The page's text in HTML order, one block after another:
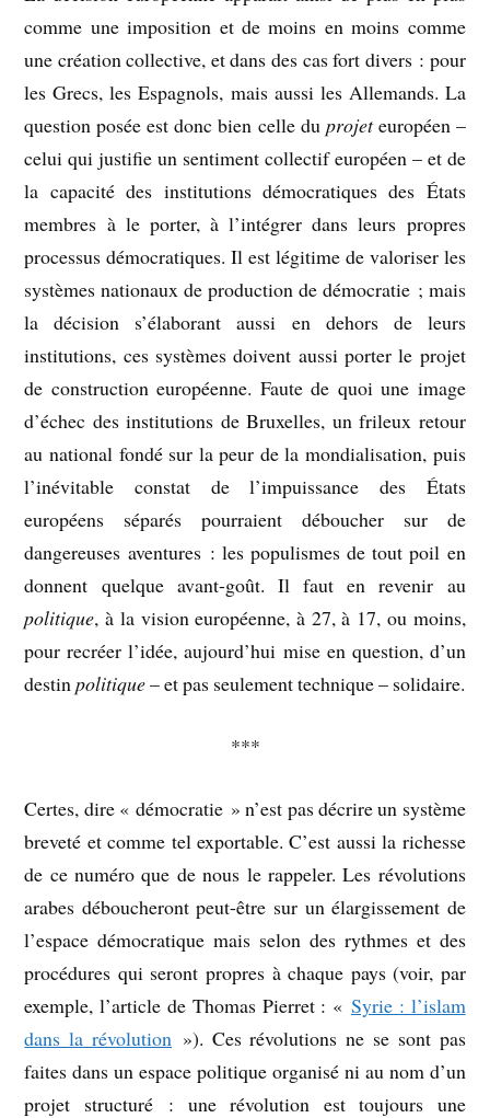
comme une imposition et de moins en moins comme
une création collective, et dans des cas fort divers : pour
les Grecs, les Espagnols, mais aussi les Allemands. La
question posée est donc bien celle du projeteuropéen –
celui qui justifie un sentiment collectif européen – et de
la capacité des institutions démocratiques des États
membres à le porter, à l’intégrer dans leurs propres
processus démocratiques. Il est légitime de valoriser les
systèmes nationaux de production de démocratie ; mais
la décision s’élaborant aussi en dehors de leurs
institutions, ces systèmes doivent aussi porter le projet
de construction européenne. Faute de quoi une image
d’échec des institutions de Bruxelles, un frileux retour
au national fondé sur la peur de la mondialisation, puis
l’inévitable constat de l’impuissance des États
européens séparés pourraient déboucher sur de
dangereuses aventures : les populismes de tout poil en
donnent quelque avant-goût. Il faut en revenir au
politique, à la vision européenne, à 27, à 17, ou moins,
pour recréer l’idée, aujourd’hui mise en question, d’un
destinpolitique– et pas seulement technique – solidaire.
***
Certes, dire « démocratie » n’est pas décrire un système
breveté et comme tel exportable. C’est aussi la richesse
de ce numéro que de nous le rappeler. Les révolutions
arabes déboucheront peut-être sur un élargissement de
l’espace démocratique mais selon des rythmes et des
procédures qui seront propres à chaque pays (voir, par
exemple, l’article de Thomas Pierret : «Syrie : l’islam
dans la révolution »). Ces révolutions ne se sont pas
faites dans un espace politique organisé ni au nom d’un
projet structuré : une révolution est toujours une